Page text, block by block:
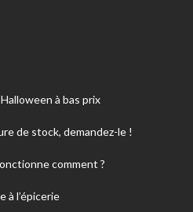
à bas prix
de stock, demandez-le !
comment ?
à l’épicerie